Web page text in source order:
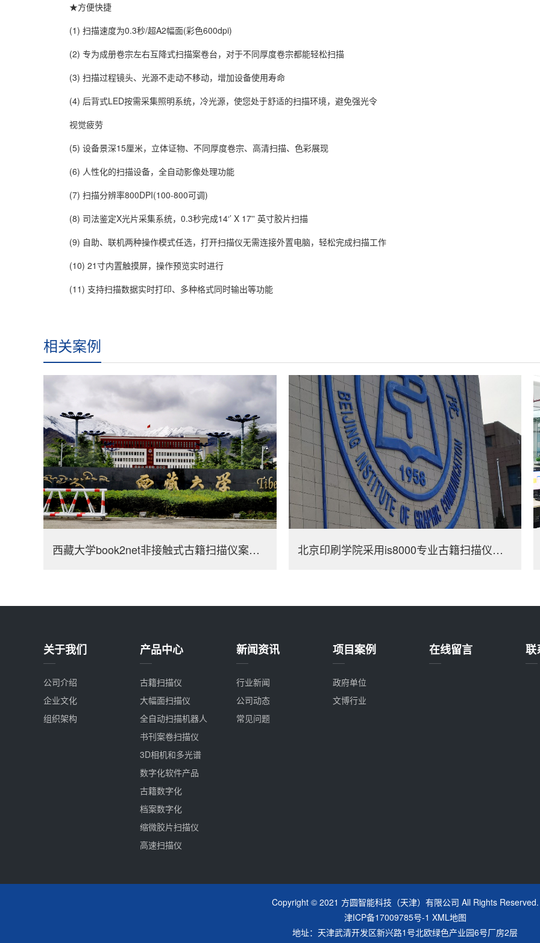
★方便快捷
(1) 扫描速度为0.3秒/超A2幅面(彩色600dpi)
(2) 专为成册卷宗左右互降式扫描案卷台，对于不同厚度卷宗都能轻松扫描
(3) 扫描过程镜头、光源不走动不移动，增加设备使用寿命
(4) 后背式LED按需采集照明系统，冷光源，使您处于舒适的扫描环境，避免强光令
视觉疲劳
(5) 设备景深15厘米，立体证物、不同厚度卷宗、高清扫描、色彩展现
(6) 人性化的扫描设备，全自动影像处理功能
(7) 扫描分辨率800DPI(100-800可调)
(8) 司法鉴定X光片采集系统，0.3秒完成14‘’ X 17'' 英寸胶片扫描
(9) 自助、联机两种操作模式任选，打开扫描仪无需连接外置电脑，轻松完成扫描工作
(10) 21寸内置触摸屏，操作预览实时进行
(11) 支持扫描数据实时打印、多种格式同时输出等功能
相关案例
西藏大学book2net非接触式古籍扫描仪案例应用 北京印刷学院采用is8000专业古籍扫描仪进行数字化
关于我们
公司介绍
企业文化
组织架构
产品中心
古籍扫描仪
大幅面扫描仪
全自动扫描机器人
书刊案卷扫描仪
3D相机和多光谱
数字化软件产品
古籍数字化
档案数字化
缩微胶片扫描仪
高速扫描仪
新闻资讯
行业新闻
公司动态
常见问题
项目案例
政府单位
文博行业
在线留言 联
Copyright © 2021 方圆智能科技（天津）有限公司 All Rights Reserved.
津ICP备17009785号-1 XML地图
地址：天津武清开发区新兴路1号北欧绿色产业园6号厂房2层